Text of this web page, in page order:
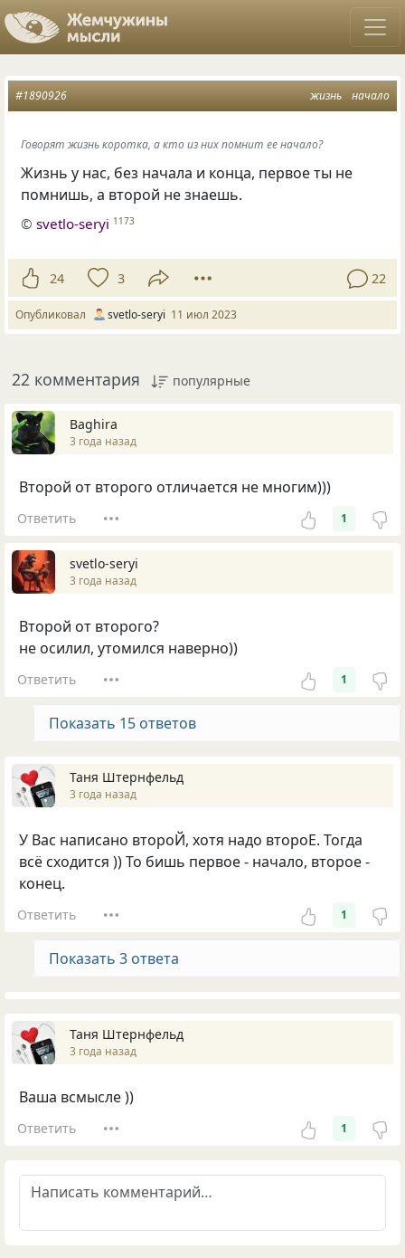
жизнь начало
#1890926
Говорят жизнь коротка, а кто из них помнит ее начало?
Жизнь у нас, без начала и конца, первое ты не
помнишь, а второй не знаешь.
©svetlo-seryi 1173
24 3 22
Опубликовал svetlo-seryi 11 июл 2023
22 комментария популярные
Baghira
3 года назад
Второй от второго отличается не многим)))
Ответить 1
svetlo-seryi
3 года назад
Второй от второго?
не осилил, утомился наверно))
Ответить 1
Показать 15 ответов
Таня Штернфельд
3 года назад
У Вас написано второЙ, хотя надо второЕ. Тогда
всё сходится )) То бишь первое - начало, второе -
конец.
Ответить 1
Показать 3 ответа
Таня Штернфельд
3 года назад
Ваша всмысле ))
Ответить 1